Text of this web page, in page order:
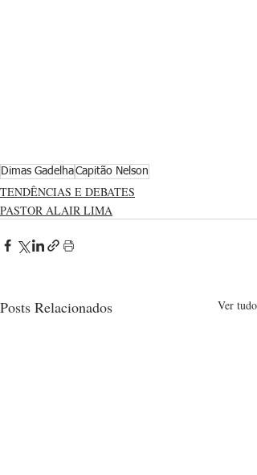
Dimas GadelhaCapitão Nelson
TENDÊNCIAS E DEBATES
PASTOR ALAIR LIMA
Posts Relacionados Ver tudo